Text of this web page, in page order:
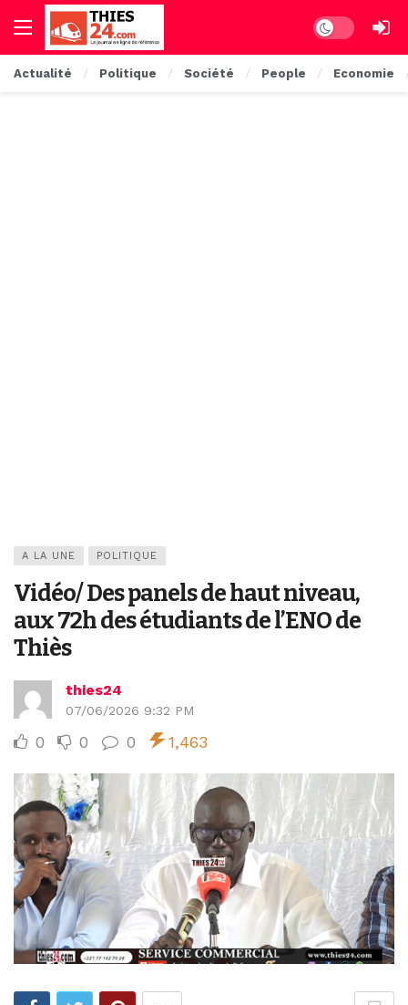
Dark mode
Actualité Politique Société People Economie
A LA UNE POLITIQUE
Vidéo/ Des panels de haut niveau,
aux 72h des étudiants de l’ENO de
Thiès
thies24
07/06/2026 9:32 PM
0 0 0 1,463